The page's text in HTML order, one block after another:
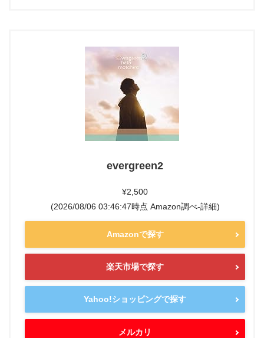
evergreen2
¥2,500
(2026/08/06 03:46:47時点 Amazon調べ-詳細)
Amazonで探す
楽天市場で探す
Yahoo!ショッピングで探す
メルカリ